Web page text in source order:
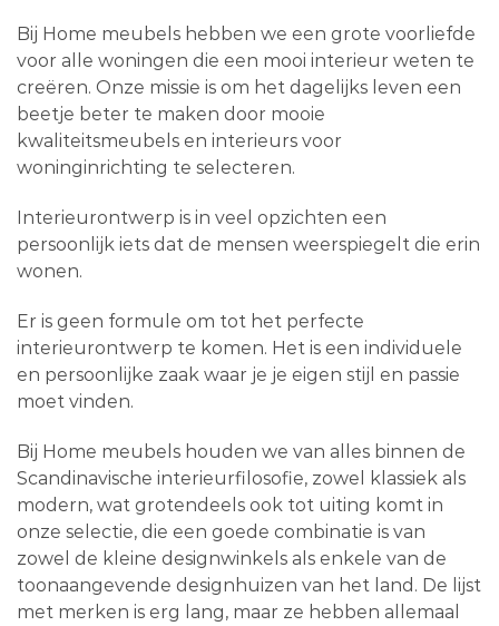
Bij Home meubels hebben we een grote voorliefde
voor alle woningen die een mooi interieur weten te
creëren. Onze missie is om het dagelijks leven een
beetje beter te maken door mooie
kwaliteitsmeubels en interieurs voor
woninginrichting te selecteren.
Interieurontwerp is in veel opzichten een
persoonlijk iets dat de mensen weerspiegelt die erin
wonen.
Er is geen formule om tot het perfecte
interieurontwerp te komen. Het is een individuele
en persoonlijke zaak waar je je eigen stijl en passie
moet vinden.
Bij Home meubels houden we van alles binnen de
Scandinavische interieurfilosofie, zowel klassiek als
modern, wat grotendeels ook tot uiting komt in
onze selectie, die een goede combinatie is van
zowel de kleine designwinkels als enkele van de
toonaangevende designhuizen van het land. De lijst
met merken is erg lang, maar ze hebben allemaal